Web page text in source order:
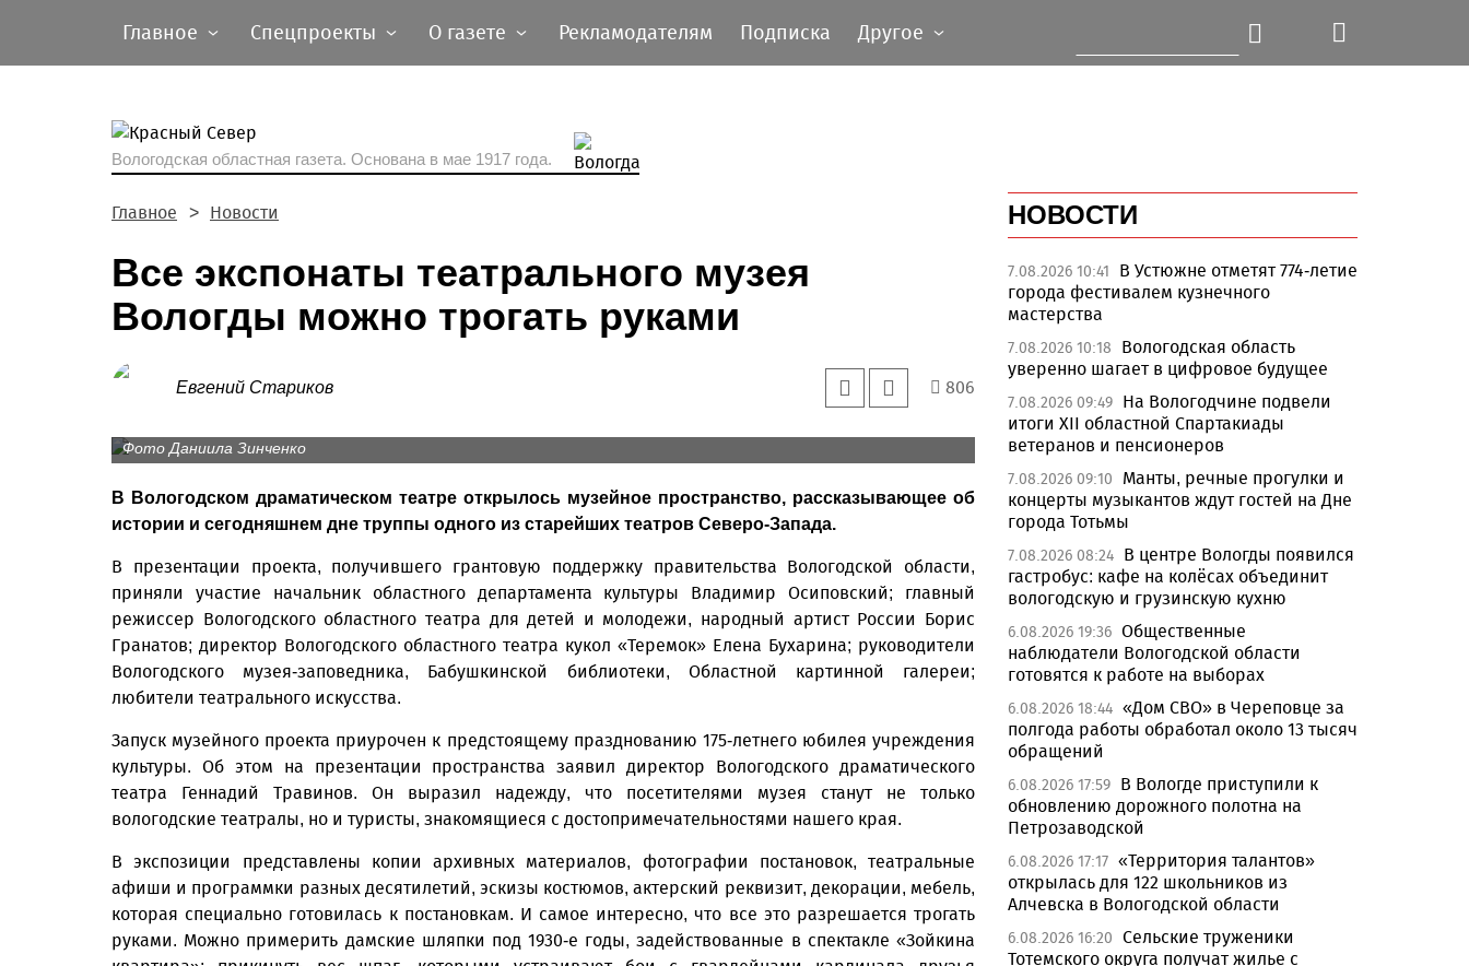
Главное Спецпроекты О газете Рекламодателям Подписка Другое
Вологодская областная газета. Основана в мае 1917 года.
Главное Новости
Все экспонаты театрального музея
Вологды можно трогать руками
Евгений Стариков 806
Фото Даниила Зинченко
В Вологодском драматическом театре открылось музейное пространство, рассказывающее об
истории и сегодняшнем дне труппы одного из старейших театров Северо-Запада.
В презентации проекта, получившего грантовую поддержку правительства Вологодской области,
приняли участие начальник областного департамента культуры Владимир Осиповский; главный
режиссер Вологодского областного театра для детей и молодежи, народный артист России Борис
Гранатов; директор Вологодского областного театра кукол «Теремок» Елена Бухарина; руководители
Вологодского музея-заповедника, Бабушкинской библиотеки, Областной картинной галереи;
любители театрального искусства.
Запуск музейного проекта приурочен к предстоящему празднованию 175-летнего юбилея учреждения
культуры. Об этом на презентации пространства заявил директор Вологодского драматического
театра Геннадий Травинов. Он выразил надежду, что посетителями музея станут не только
вологодские театралы, но и туристы, знакомящиеся с достопримечательностями нашего края.
В экспозиции представлены копии архивных материалов, фотографии постановок, театральные
афиши и программки разных десятилетий, эскизы костюмов, актерский реквизит, декорации, мебель,
которая специально готовилась к постановкам. И самое интересно, что все это разрешается трогать
руками. Можно примерить дамские шляпки под 1930-е годы, задействованные в спектакле «Зойкина
НОВОСТИ
7.08.2026 10:41
В Устюжне отметят 774-летие
города фестивалем кузнечного
мастерства
7.08.2026 10:18
Вологодская область
уверенно шагает в цифровое будущее
7.08.2026 09:49 На Вологодчине подвели
итоги XII областной Спартакиады
ветеранов и пенсионеров
7.08.2026 09:10
Манты, речные прогулки и
концерты музыкантов ждут гостей на Дне
города Тотьмы
7.08.2026 08:24 В центре Вологды появился
гастробус: кафе на колёсах объединит
вологодскую и грузинскую кухню
6.08.2026 19:36 Общественные
наблюдатели Вологодской области
готовятся к работе на выборах
6.08.2026 18:44 «Дом СВО» в Череповце за
полгода работы обработал около 13 тысяч
обращений
6.08.2026 17:59 В Вологде приступили к
обновлению дорожного полотна на
Петрозаводской
6.08.2026 17:17 «Территория талантов»
открылась для 122 школьников из
Алчевска в Вологодской области
6.08.2026 16:20 Сельские труженики
Тотемского округа получат жилье с